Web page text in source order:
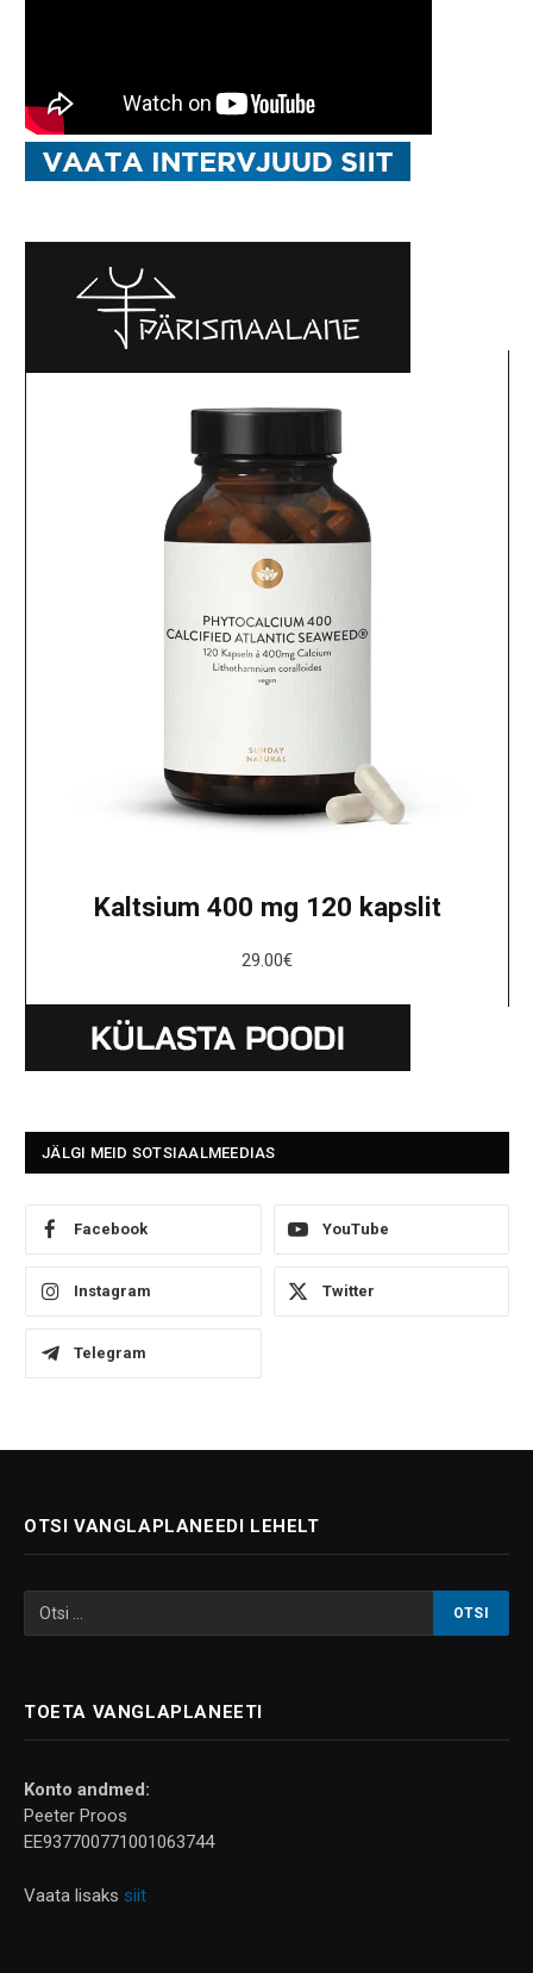
Kaltsium 400 mg 120 kapslit
29.00€
JÄLGI MEID SOTSIAALMEEDIAS
Facebook YouTube
Instagram Twitter
Telegram
OTSI VANGLAPLANEEDI LEHELT
TOETA VANGLAPLANEETI
Konto andmed:
Peeter Proos
EE937700771001063744
Vaata lisaks siit